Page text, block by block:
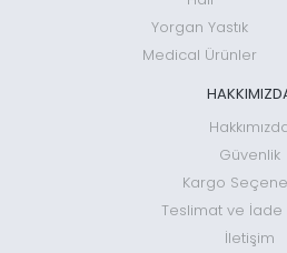
Yorgan Yastık
Medical Ürünler
Güvenlik
Kargo
Teslimat ve İade
İletişim